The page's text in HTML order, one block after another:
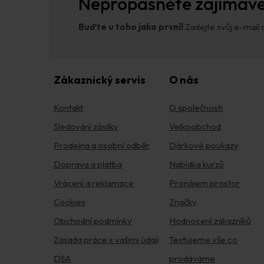
Buďte u toho jako první! Zadejte svůj e-mail
Zákaznický servis
Kontakt
Sledování zásilky
Prodejna a osobní odběr
Doprava a platba
Vrácení a reklamace
Cookies
Obchodní podmínky
Zásada práce s vašimi údaji
DSA
O nás
O společnosti
Velkoobchod
Dárkové poukazy
Nabídka kurzů
Pronájem prostor
Značky
Hodnocení zákazníků
Testujeme vše co
prodáváme